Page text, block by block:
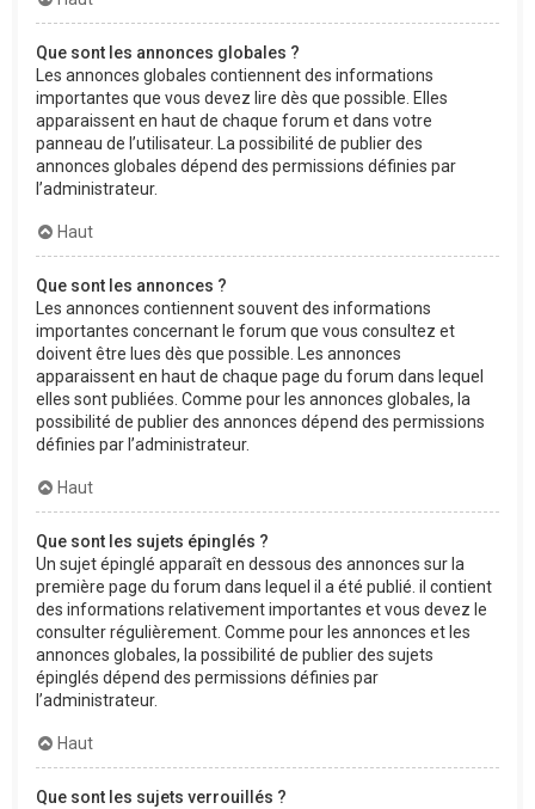
Que sont les annonces globales ?
Les annonces globales contiennent des informations
importantes que vous devez lire dès que possible. Elles
apparaissent en haut de chaque forum et dans votre
panneau de l’utilisateur. La possibilité de publier des
annonces globales dépend des permissions définies par
l’administrateur.
Haut
Que sont les annonces ?
Les annonces contiennent souvent des informations
importantes concernant le forum que vous consultez et
doivent être lues dès que possible. Les annonces
apparaissent en haut de chaque page du forum dans lequel
elles sont publiées. Comme pour les annonces globales, la
possibilité de publier des annonces dépend des permissions
définies par l’administrateur.
Haut
Que sont les sujets épinglés ?
Un sujet épinglé apparaît en dessous des annonces sur la
première page du forum dans lequel il a été publié. il contient
des informations relativement importantes et vous devez le
consulter régulièrement. Comme pour les annonces et les
annonces globales, la possibilité de publier des sujets
épinglés dépend des permissions définies par
l’administrateur.
Haut
Que sont les sujets verrouillés ?